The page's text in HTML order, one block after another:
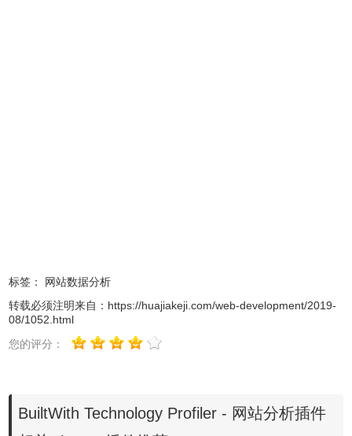
下方法：老版本Chrome浏览器，首先在标签页输入
【chrome://extensions/】进入chrome扩展程序，解压你在本
站下载的插件，并拖入扩展程序页即可。
标签：
网站数据分析
转载必须注明来自： https://huajiakeji.com/web-development/2019-
08/1052.html
您的评分：
BuiltWith Technology Profiler - 网站分析插件